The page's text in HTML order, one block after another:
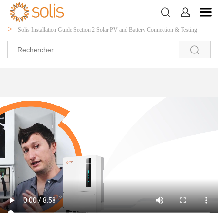
 
 Domicile > À propos de nous About the Technology
> Solis Installation Guide Section 2 Solar PV and Battery Connection & Testing
